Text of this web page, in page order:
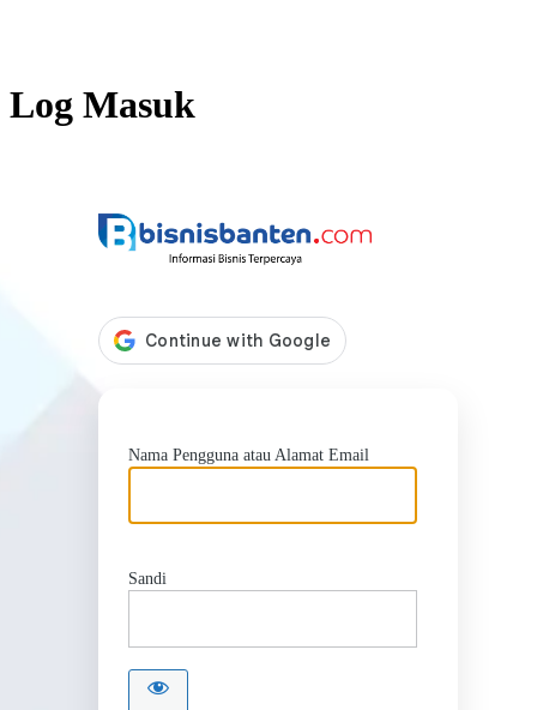
Log Masuk
Nama Pengguna atau Alamat Email
Sandi